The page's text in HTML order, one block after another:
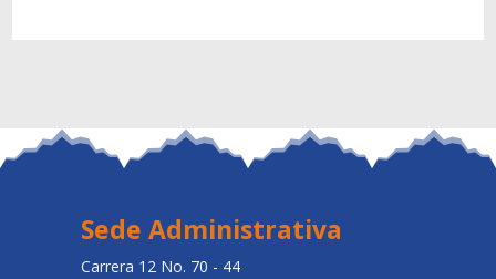
Sede Administrativa
Carrera 12 No. 70 - 44